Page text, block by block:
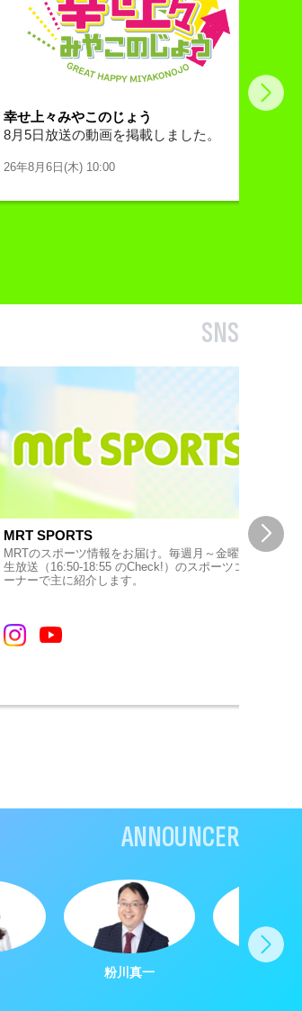
幸せ上々みやこのじょう
8月5日放送の動画を掲載しました。
26年8月6日(木) 10:00
SNS
MRT SPORTS
MRTのスポーツ情報をお届け。毎週月～金曜日
生放送（16:50-18:55 のCheck!）のスポーツコ
ーナーで主に紹介します。
ミ
ANNOUNCER
粉川真一